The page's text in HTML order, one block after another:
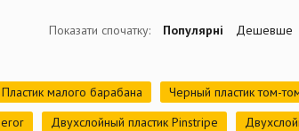
Пластик малого барабана Черный пластик том-
Двухслойный пластик Pinstripe
Показати спочатку: Популярні Дешевше